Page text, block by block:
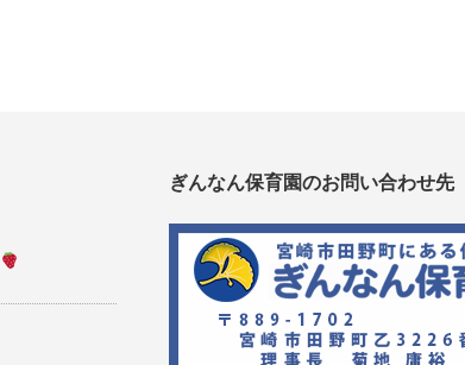
ぎんなん保育園のお問い合わせ先